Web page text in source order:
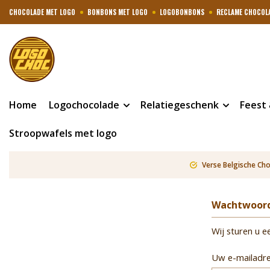
CHOCOLADE MET LOGO BONBONS MET LOGO LOGOBONBONS RECLAME
Home Logochocolade Relatiegeschenk Feest
Stroopwafels met logo
Verse Belgische
Wij sturen u
Uw e-